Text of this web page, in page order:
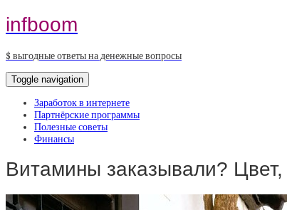
infboom
$ выгодные ответы на денежные вопросы
Toggle navigation
Заработок в интернете
Партнёрские программы
Полезные советы
Финансы
Витамины заказывали?